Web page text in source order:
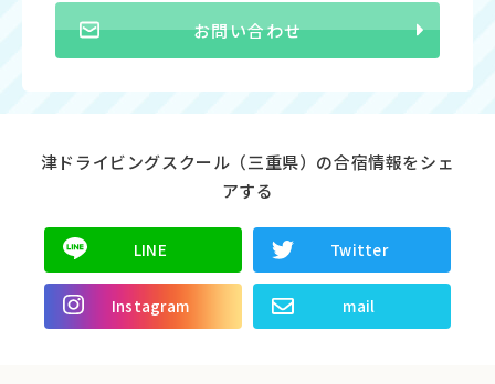
お問い合わせ
津ドライビングスクール（三重県）の合宿情報をシェ
アする
LINE Twitter
Instagram mail